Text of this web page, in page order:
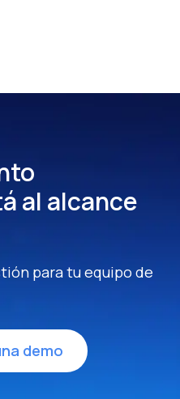
al alcance
para tu equipo de
demo